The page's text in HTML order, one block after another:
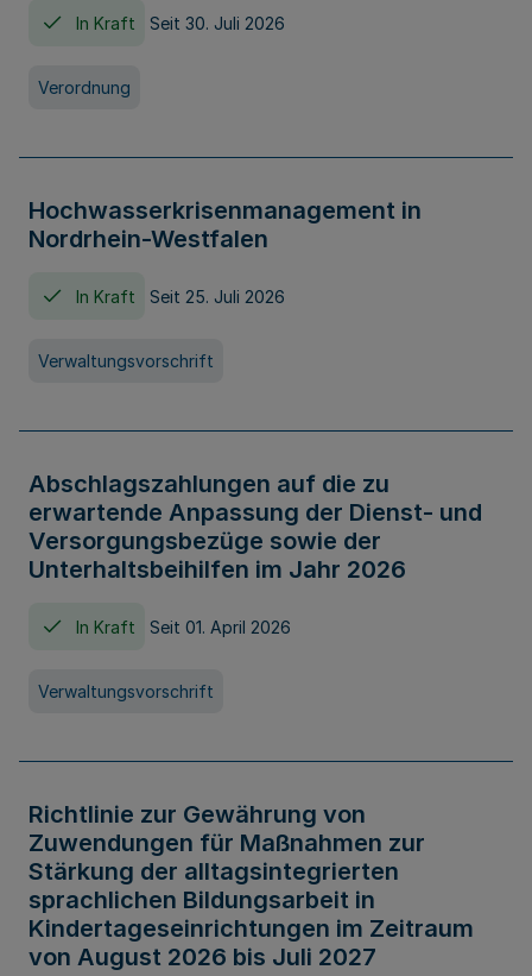
In Kraft Seit 30. Juli 2026
Verordnung
Hochwasserkrisenmanagement in
Nordrhein-Westfalen
In Kraft Seit 25. Juli 2026
Verwaltungsvorschrift
Abschlagszahlungen auf die zu
erwartende Anpassung der Dienst- und
Versorgungsbezüge sowie der
Unterhaltsbeihilfen im Jahr 2026
In Kraft Seit 01. April 2026
Verwaltungsvorschrift
Richtlinie zur Gewährung von
Zuwendungen für Maßnahmen zur
Stärkung der alltagsintegrierten
sprachlichen Bildungsarbeit in
Kindertageseinrichtungen im Zeitraum
von August 2026 bis Juli 2027